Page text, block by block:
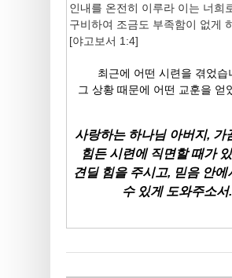
인내를 온전히 이루라 이는 너희
구비하여 조금도 부족함이 없게
[야고보서 1:4]
최근에 어떤 시련을 겪었습
그 상황 때문에 어떤 교훈을 얻
사랑하는 하나님 아버지, 가
힘든 시련에 직면할 때가
견딜 힘을 주시고, 믿음 안에
수 있게 도와주소서.